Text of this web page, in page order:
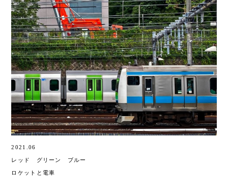
2021.06
レッド グリーン ブルー
ロケットと電車